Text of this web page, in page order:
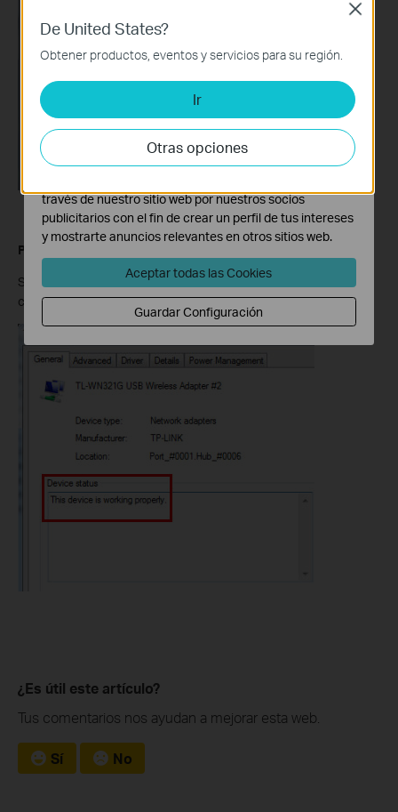
Paso 3
Si puede ver "Este dispositivo funciona correctamente". en el
cuadro rojo, ya ha instalado el controlador correctamente.
¿Es útil este artículo?
Tus comentarios nos ayudan a mejorar esta web.
Sí No
De United States?
Obtener productos, eventos y servicios para su región.
Ir
Otras opciones
Close
Cookies Básicas
Estas cookies son necesarias para el funcionamiento
del sitio web y no pueden desactivarse en tu sistema.
Cookies de Análisis y de Marketing
Las cookies de análisis nos permiten analizar tus
actividades en nuestro sitio web con el fin de mejorar y
adaptar la funcionalidad del mismo.
través de nuestro sitio web por nuestros socios
publicitarios con el fin de crear un perfil de tus intereses
y mostrarte anuncios relevantes en otros sitios web.
Aceptar todas las Cookies
Guardar Configuración